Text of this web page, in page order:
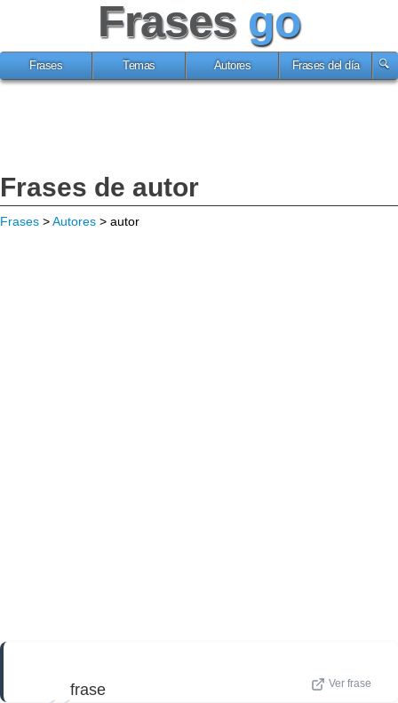
Frases go
Frases Temas Autores Frases del día
Frases de autor
Frases >Autores > autor
frase Ver frase